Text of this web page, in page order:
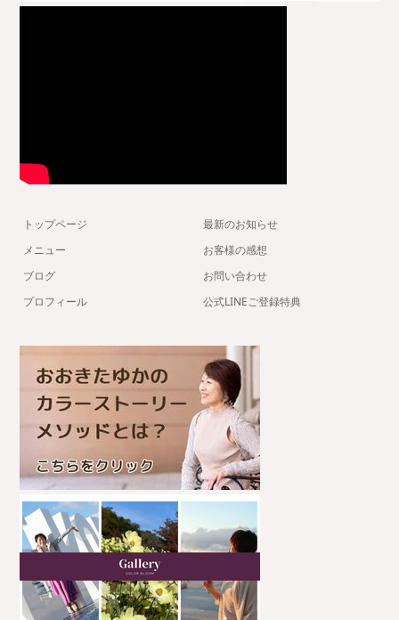
トップページ
メニュー
ブログ
プロフィール
最新のお知らせ
お客様の感想
お問い合わせ
公式LINEご登録特典